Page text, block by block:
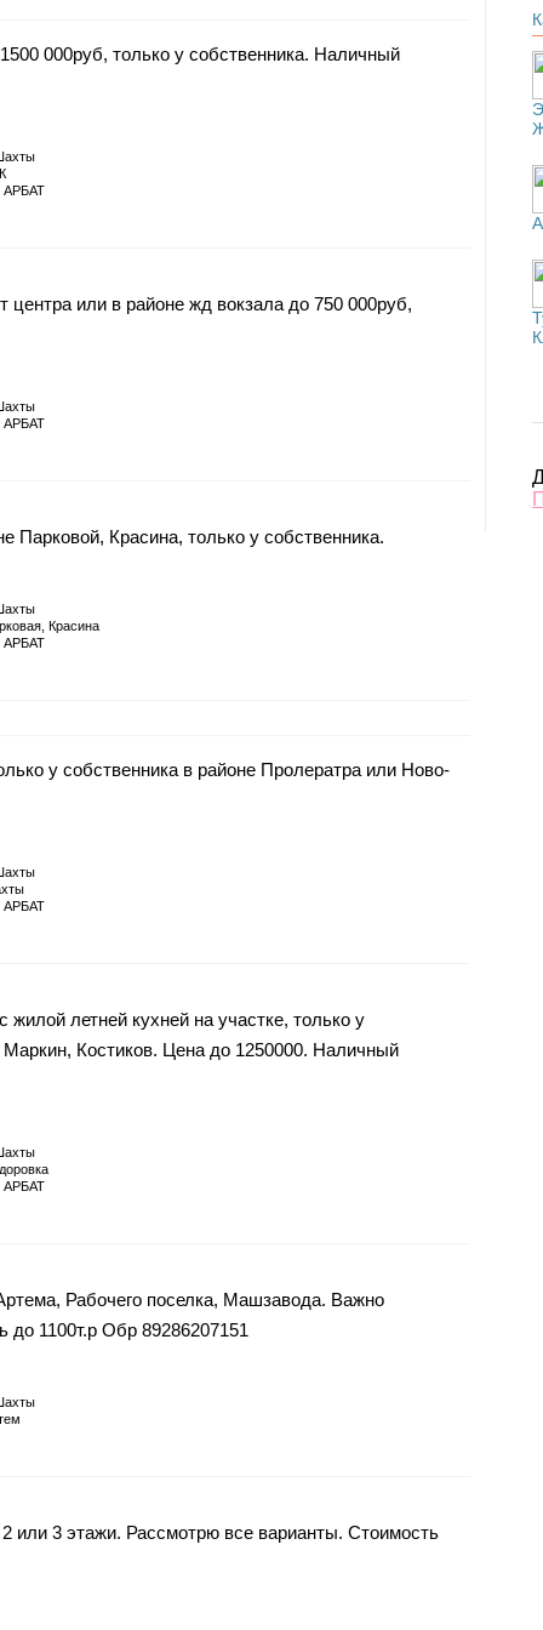
000руб, только у собственника. Наличный
АРБАТ
или в районе жд вокзала до 750 000руб,
АРБАТ
Парковой, Красина, только у собственника.
Красина
АРБАТ
у собственника в районе Пролератра или Ново-
АРБАТ
летней кухней на участке, только у
Костиков. Цена до 1250000. Наличный
АРБАТ
Рабочего поселка, Машзавода. Важно
до 1100т.р Обр 89286207151
или 3 этажи. Рассмотрю все варианты. Стоимость